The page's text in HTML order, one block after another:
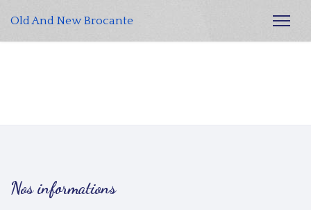
Old And New Brocante
Nos informations